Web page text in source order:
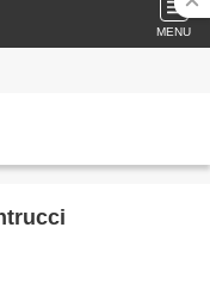
MENU